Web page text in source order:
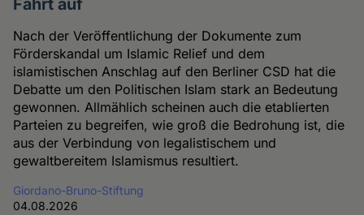
Fahrt auf
Nach der Veröffentlichung der Dokumente zum
Förderskandal um Islamic Relief und dem
islamistischen Anschlag auf den Berliner CSD hat die
Debatte um den Politischen Islam stark an Bedeutung
gewonnen. Allmählich scheinen auch die etablierten
Parteien zu begreifen, wie groß die Bedrohung ist, die
aus der Verbindung von legalistischem und
gewaltbereitem Islamismus resultiert.
Giordano-Bruno-Stiftung
04.08.2026